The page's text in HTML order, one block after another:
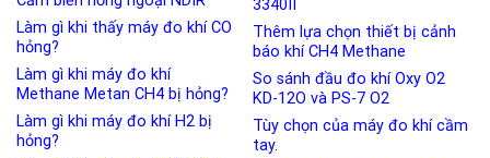
Làm gì khi thấy máy đo khí CO
hỏng?
Làm gì khi máy đo khí
Methane Metan CH4 bị hỏng?
Làm gì khi máy đo khí H2 bị
hỏng?
3340II
Thêm lựa chọn thiết bị cảnh
báo khí CH4 Methane
So sánh đầu đo khí Oxy O2
KD-12O và PS-7 O2
Tùy chọn của máy đo khí cầm
tay.